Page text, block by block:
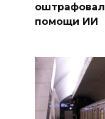
помощи ИИ